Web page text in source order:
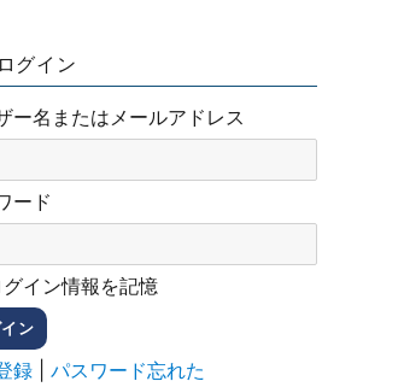
グイン
ー名またはメールアドレス
ード
グイン情報を記憶
録 パスワード忘れた